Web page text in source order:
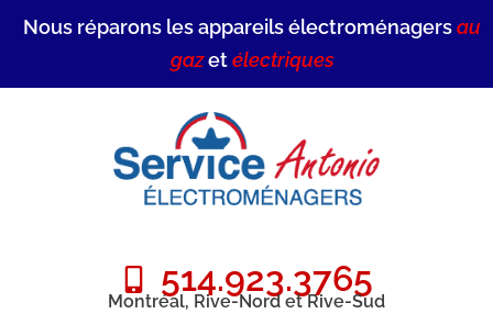
Nous réparons les appareils électroménagersau
gazetélectriques
514.923.3765
Montréal, Rive-Nord et Rive-Sud